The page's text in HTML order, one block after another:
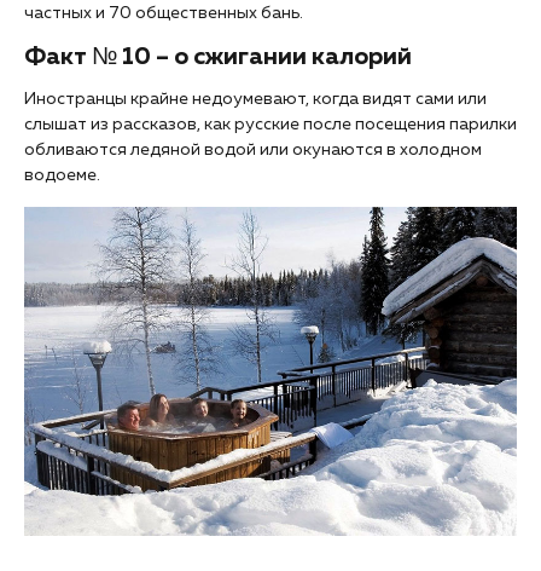
частных и 70 общественных бань.
Факт № 10 – о сжигании калорий
Иностранцы крайне недоумевают, когда видят сами или
слышат из рассказов, как русские после посещения парилки
обливаются ледяной водой или окунаются в холодном
водоеме.